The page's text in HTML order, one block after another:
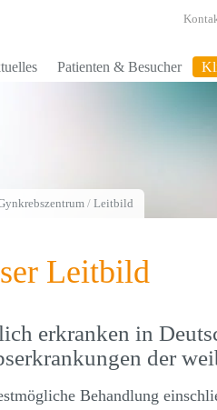
Patienten & Besucher
/ Leitbild
Leitbild
erkranken in
der
Behandlung